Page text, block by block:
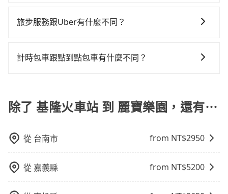
修理，每一次租車都好像在開樂透一樣。另外，偶爾也
車或者要載其他乘客的人來說就有不小的風險。最後，
險。最好辨別叫的車是否合法，就看車牌的開頭，只要
趟車的資訊，所以如果需要來回叫車，請分兩筆訂單預
不限單程或來回。
旅步服務跟Uber有什麼不同？
中長程提供最優惠的價格。 (3) 全台服務，不分城市與郊
計時包車跟點到點包車有什麼不同？
費，通常以每小時為單位，客戶可以根據自己的需要預
定一定時間的包車服務。這種服務適用於需要在城市內
等。 點到點包車：點到點包車是按照里程和目的地來計
線和里程來計算費用。這種服務通常適用於單程或從一
個城市到另一個城市的長途包車。
除了 基隆火車站 到 麗寶樂園，還有⋯
從 台南市 from NT$2950
從 嘉義縣 from NT$5200